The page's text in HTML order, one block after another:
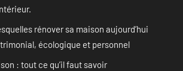
rénover sa maison aujourd’hui
écologique et personnel
: tout ce qu’il faut savoir